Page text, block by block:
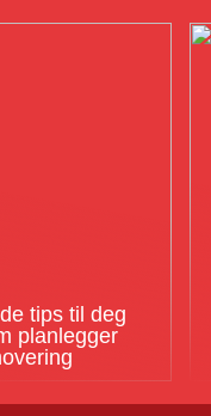
tips til deg
planlegger